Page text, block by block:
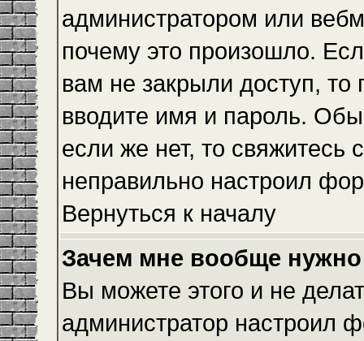
администратором или
почему это произошло.
вам не закрыли доступ,
вводите имя и пароль.
если же нет, то свяжитесь
неправильно настроил
Вернуться к началу
Зачем мне вообще нужно
Вы можете этого и не
администратор настроил